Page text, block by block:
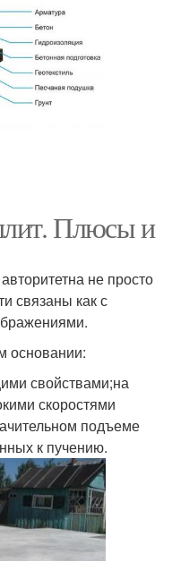
Плюсы и
не просто
связаны как с
основании:
свойствами;на
скоростями
подъеме
к пучению.